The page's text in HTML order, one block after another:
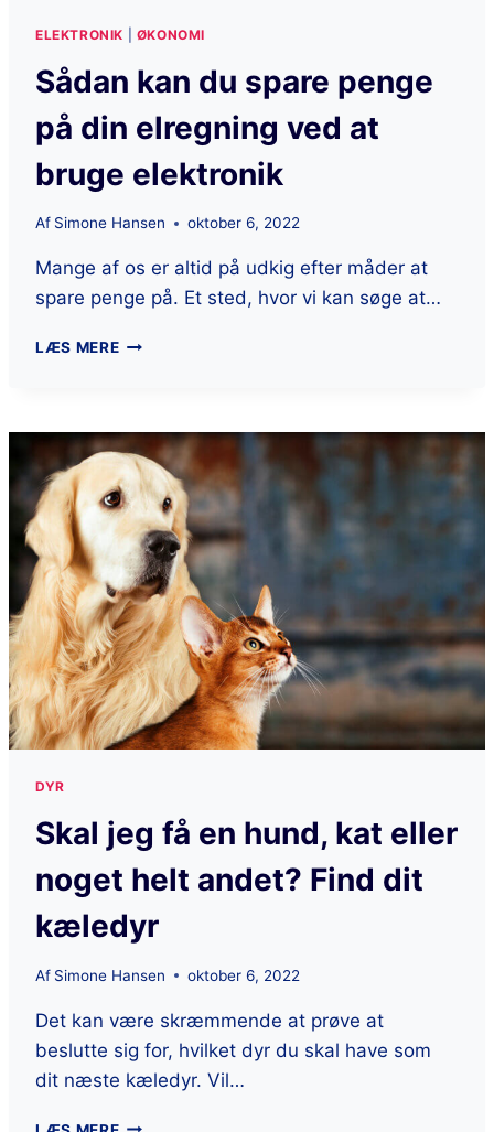
ELEKTRONIK ØKONOMI
Sådan kan du spare penge
på din elregning ved at
bruge elektronik
Af Simone Hansen oktober 6, 2022
Mange af os er altid på udkig efter måder at
spare penge på. Et sted, hvor vi kan søge at…
LÆS MERE
DYR
Skal jeg få en hund, kat eller
noget helt andet? Find dit
kæledyr
Af Simone Hansen oktober 6, 2022
Det kan være skræmmende at prøve at
beslutte sig for, hvilket dyr du skal have som
dit næste kæledyr. Vil…